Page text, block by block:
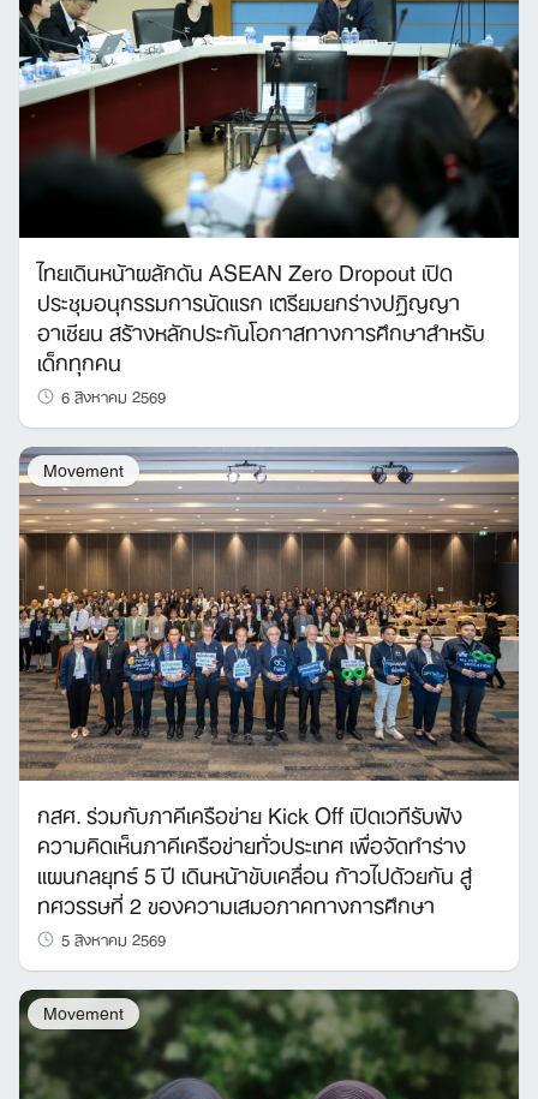
Search
for:
ไทยเดินหน้าผลักดัน ASEAN Zero Dropout เปิด
ประชุมอนุกรรมการนัดแรก เตรียมยกร่างปฏิญญา
อาเซียน สร้างหลักประกันโอกาสทางการศึกษาสำหรับ
เด็กทุกคน
6 สิงหาคม 2569
Movement
กสศ. ร่วมกับภาคีเครือข่าย Kick Off เปิดเวทีรับฟัง
ความคิดเห็นภาคีเครือข่ายทั่วประเทศ เพื่อจัดทำร่าง
แผนกลยุทธ์ 5 ปี เดินหน้าขับเคลื่อน ก้าวไปด้วยกัน สู่
ทศวรรษที่ 2 ของความเสมอภาคทางการศึกษา
5 สิงหาคม 2569
Movement